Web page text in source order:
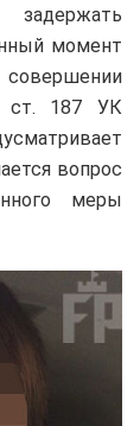
задержать
момент
ст. 187 УК
вопрос
меры